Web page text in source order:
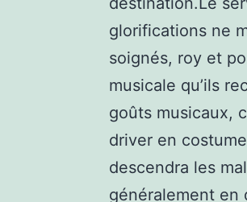
glorifications ne
soignés, roy et
musicale qu’ils
goûts musicaux,
driver en
descendra les
généralement en